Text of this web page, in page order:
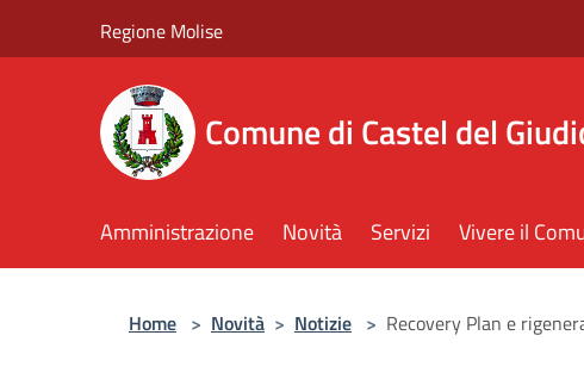
Regione Molise
Comune di Castel del
Amministrazione Novità Servizi Vivere il
Home > Novità > Notizie > Recovery Plan e